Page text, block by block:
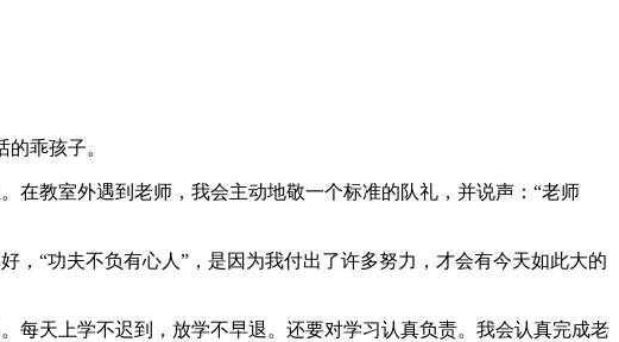
乖孩子。
在教室外遇到老师，我会主动地敬一个标准的队礼，并说声：“老师
“功夫不负有心人”，是因为我付出了许多努力，才会有今天如此大的
每天上学不迟到，放学不早退。还要对学习认真负责。我会认真完成老